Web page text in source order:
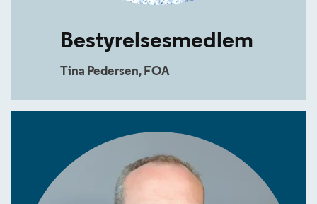
Bestyrelsesmedlem
Tina Pedersen, FOA